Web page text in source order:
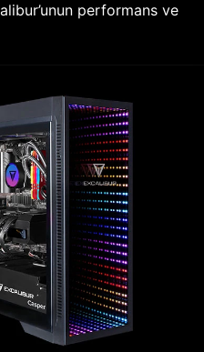
performans ve